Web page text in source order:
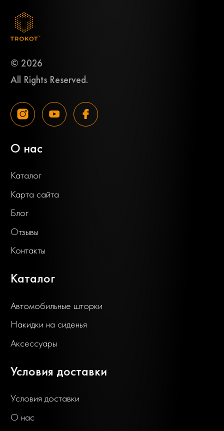
© 2026
All Rights Reserved.
О нас
Каталог
Карта сайта
Блог
Отзывы
Контакты
Каталог
Автомобильные шторки
Накидки на сиденья
Аксессуары
Условия доставки
Условия доставки
О нас